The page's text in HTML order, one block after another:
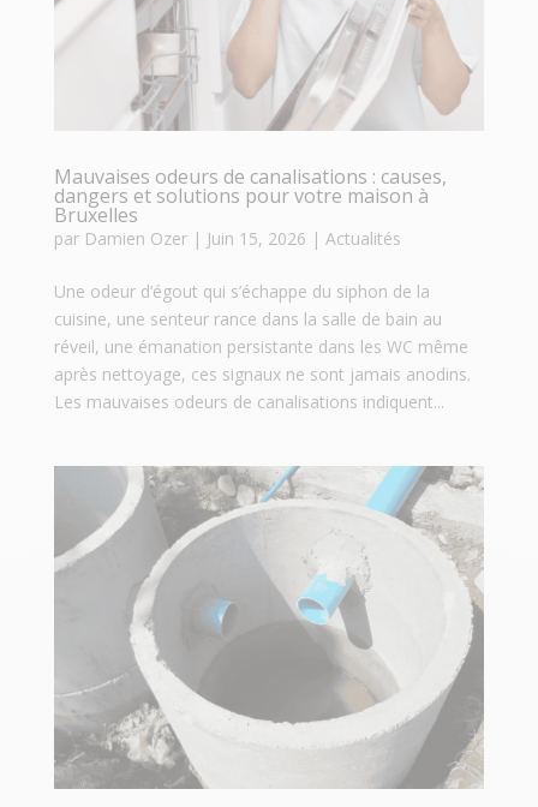
Mauvaises odeurs de canalisations : causes,
dangers et solutions pour votre maison à
Bruxelles
par Damien Ozer| Juin 15, 2026 | Actualités
Une odeur d’égout qui s’échappe du siphon de la
cuisine, une senteur rance dans la salle de bain au
réveil, une émanation persistante dans les WC même
après nettoyage, ces signaux ne sont jamais anodins.
Les mauvaises odeurs de canalisations indiquent...